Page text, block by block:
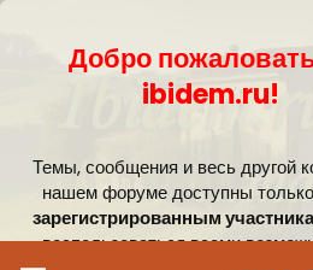
Добро
ibidem.ru!
Темы, сообщения и весь другой
нашем форуме доступны только
зарегистрированным
воспользоваться всеми